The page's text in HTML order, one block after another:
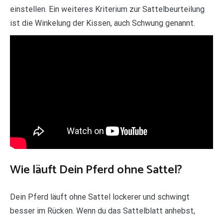
einstellen. Ein weiteres Kriterium zur Sattelbeurteilung
ist die Winkelung der Kissen, auch Schwung genannt.
Wie läuft Dein Pferd ohne Sattel?
Dein Pferd läuft ohne Sattel lockerer und schwingt
besser im Rücken. Wenn du das Sattelblatt anhebst,